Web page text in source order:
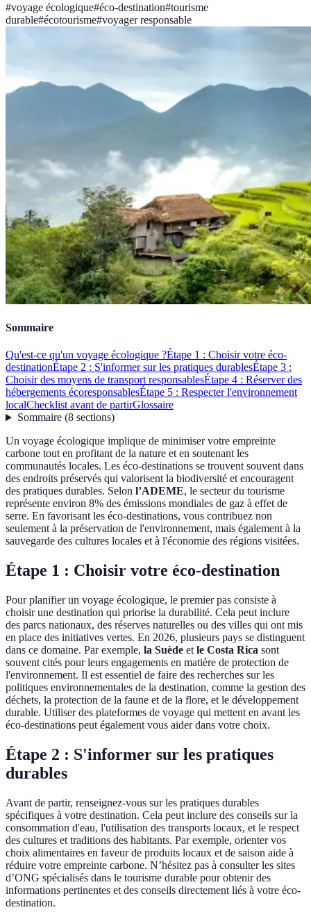
#voyage écologique#éco-destination#tourisme
durable#écotourisme#voyager responsable
Sommaire
Qu'est-ce qu'un voyage écologique ?Étape 1 : Choisir votre éco-
destinationÉtape 2 : S'informer sur les pratiques durablesÉtape 3 :
Choisir des moyens de transport responsablesÉtape 4 : Réserver des
hébergements écoresponsablesÉtape 5 : Respecter l'environnement
localChecklist avant de partirGlossaire
Sommaire(8 sections)
Un voyage écologique implique de minimiser votre empreinte
carbone tout en profitant de la nature et en soutenant les
communautés locales. Les éco-destinations se trouvent souvent dans
des endroits préservés qui valorisent la biodiversité et encouragent
des pratiques durables. Selon l’ADEME, le secteur du tourisme
représente environ 8% des émissions mondiales de gaz à effet de
serre. En favorisant les éco-destinations, vous contribuez non
seulement à la préservation de l'environnement, mais également à la
sauvegarde des cultures locales et à l'économie des régions visitées.
Étape 1 : Choisir votre éco-destination
Pour planifier un voyage écologique, le premier pas consiste à
choisir une destination qui priorise la durabilité. Cela peut inclure
des parcs nationaux, des réserves naturelles ou des villes qui ont mis
en place des initiatives vertes. En 2026, plusieurs pays se distinguent
dans ce domaine. Par exemple, la Suède et le Costa Rica sont
souvent cités pour leurs engagements en matière de protection de
l'environnement. Il est essentiel de faire des recherches sur les
politiques environnementales de la destination, comme la gestion des
déchets, la protection de la faune et de la flore, et le développement
durable. Utiliser des plateformes de voyage qui mettent en avant les
éco-destinations peut également vous aider dans votre choix.
Étape 2 : S'informer sur les pratiques
durables
Avant de partir, renseignez-vous sur les pratiques durables
spécifiques à votre destination. Cela peut inclure des conseils sur la
consommation d'eau, l'utilisation des transports locaux, et le respect
des cultures et traditions des habitants. Par exemple, orienter vos
choix alimentaires en faveur de produits locaux et de saison aide à
réduire votre empreinte carbone. N’hésitez pas à consulter les sites
d’ONG spécialisés dans le tourisme durable pour obtenir des
informations pertinentes et des conseils directement liés à votre éco-
destination.